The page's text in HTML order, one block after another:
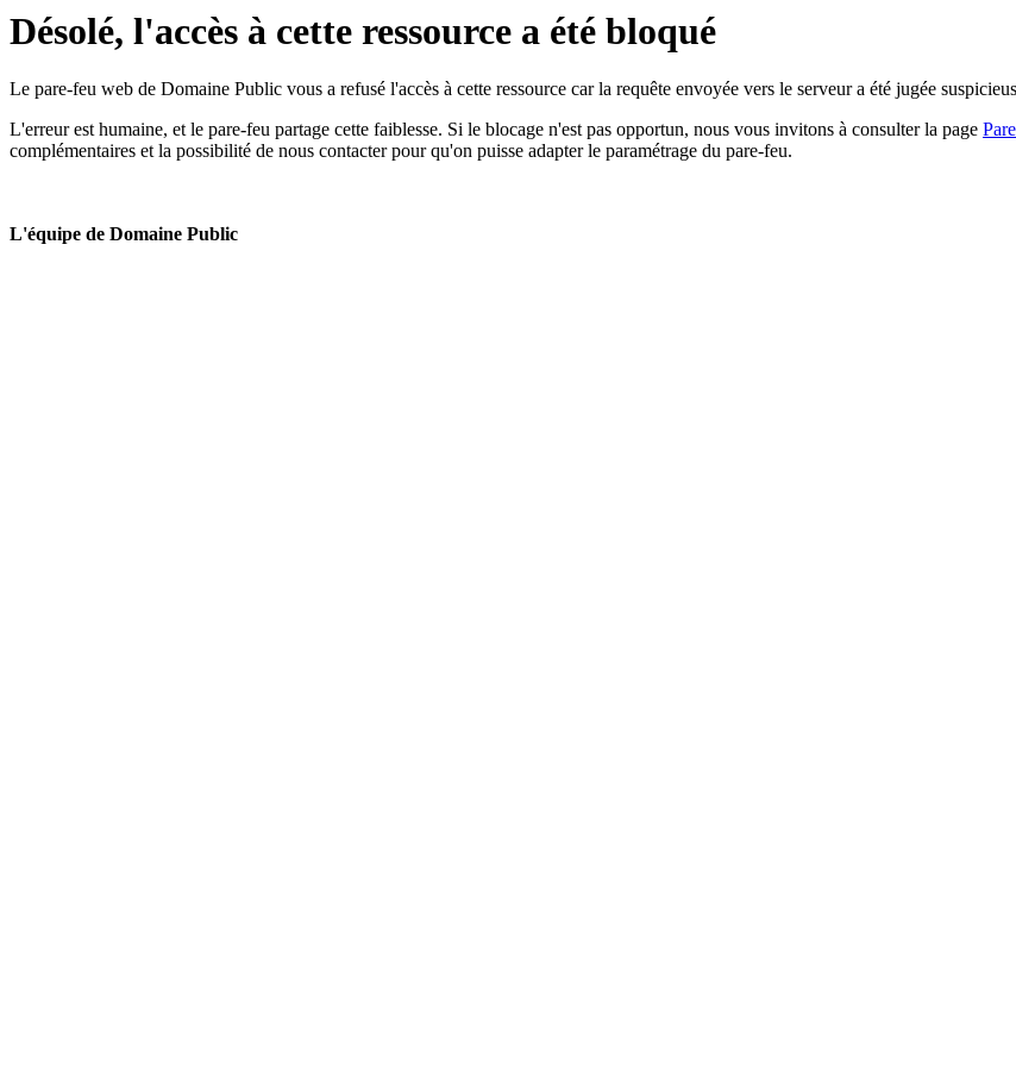
Désolé, l'accès à cette ressource a été bloqué
Le pare-feu web de Domaine Public vous a refusé l'accès à cette ressource car la requête envoyée vers le serveur a été jugée
L'erreur est humaine, et le pare-feu partage cette faiblesse. Si le blocage n'est pas opportun, nous vous invitons à consulter la page
complémentaires et la possibilité de nous contacter pour qu'on puisse adapter le paramétrage du pare-feu.
L'équipe de Domaine Public